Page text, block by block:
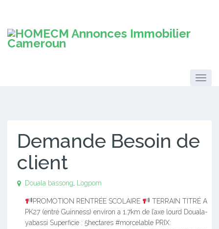
Demande Besoin de
client
Douala bassong Logpom
PROMOTION RENTRÉE SCOLAIRE
TERRAIN TITRÉ A
PK27 (entré Guinness) environ a 1.7km de l’axe lourd Douala-
yabassi Superficie : 5hectares #morcelable PRIX: